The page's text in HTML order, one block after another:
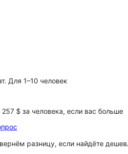
Для 1–10 человек
$ за человека, если вас больше
разницу, если найдёте